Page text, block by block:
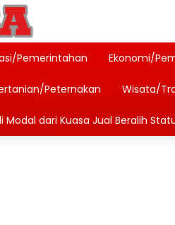
Pemerintahan Ekonomi/
Peternakan Wisata/
dari Kuasa Jual Beralih